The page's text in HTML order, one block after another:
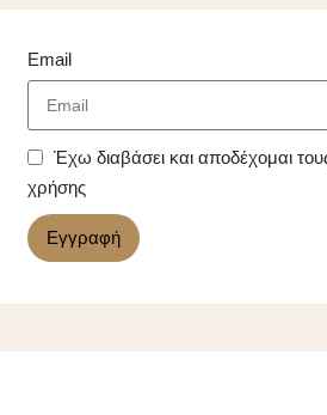
Email
Έχω διαβάσει και αποδέχομαι
χρήσης
Εγγραφή